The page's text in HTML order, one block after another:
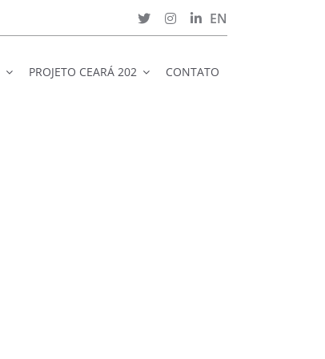
EN
PROJETO CEARÁ 202 CONTATO